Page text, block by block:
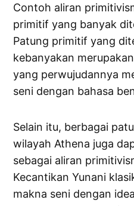
Contoh aliran
primitif yang banyak
Patung primitif yang
kebanyakan
yang perwujudannya
seni dengan bahasa
Selain itu, berbagai
wilayah Athena juga
sebagai aliran
Kecantikan Yunani
makna seni dengan